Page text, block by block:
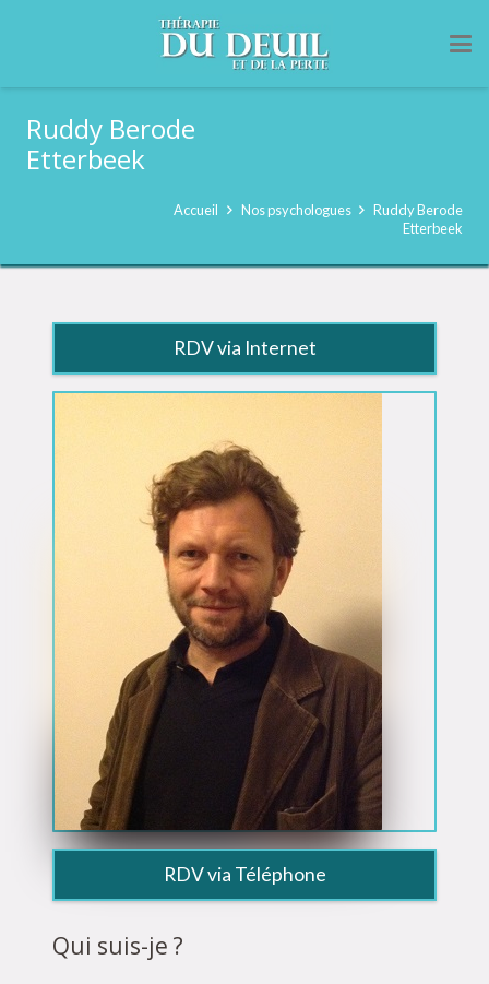
Ruddy Berode
Etterbeek
Accueil Nos psychologues
Ruddy Berode
Etterbeek
RDV via Internet
RDV via Téléphone
Qui suis-je ?